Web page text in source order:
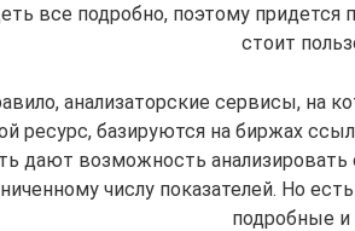
все подробно, поэтому
стоит
анализаторские сервисы, на
ресурс, базируются на биржах
дают возможность анализировать
числу показателей. Но
подробные